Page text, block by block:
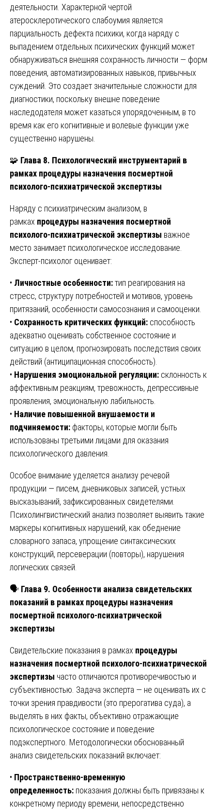
деятельности. Характерной чертой
атеросклеротического слабоумия является
парциальность дефекта психики, когда наряду с
выпадением отдельных психических функций может
обнаруживаться внешняя сохранность личности — форм
поведения, автоматизированных навыков, привычных
суждений. Это создает значительные сложности для
диагностики, поскольку внешне поведение
наследодателя может казаться упорядоченным, в то
время как его когнитивные и волевые функции уже
существенно нарушены.
🧩 Глава 8. Психологический инструментарий в
рамках процедуры назначения посмертной
психолого-психиатрической экспертизы
Наряду с психиатрическим анализом, в
рамках процедуры назначения посмертной
психолого-психиатрической экспертизы важное
место занимает психологическое исследование.
Эксперт-психолог оценивает:
• Личностные особенности:тип реагирования на
стресс, структуру потребностей и мотивов, уровень
притязаний, особенности самосознания и самооценки.
• Сохранность критических функций: способность
адекватно оценивать собственное состояние и
ситуацию в целом, прогнозировать последствия своих
действий (антиципационная способность).
• Нарушения эмоциональной регуляции: склонность к
аффективным реакциям, тревожность, депрессивные
проявления, эмоциональную лабильность.
• Наличие повышенной внушаемости и
подчиняемости: факторы, которые могли быть
использованы третьими лицами для оказания
психологического давления.
Особое внимание уделяется анализу речевой
продукции — писем, дневниковых записей, устных
высказываний, зафиксированных свидетелями.
Психолингвистический анализ позволяет выявить такие
маркеры когнитивных нарушений, как обеднение
словарного запаса, упрощение синтаксических
конструкций, персеверации (повторы), нарушения
логических связей.
🗣️ Глава 9. Особенности анализа свидетельских
показаний в рамках процедуры назначения
посмертной психолого-психиатрической
экспертизы
Свидетельские показания в рамках процедуры
назначения посмертной психолого-психиатрической
экспертизы часто отличаются противоречивостью и
субъективностью. Задача эксперта — не оценивать их с
точки зрения правдивости (это прерогатива суда), а
выделять в них факты, объективно отражающие
психологическое состояние и поведение
подэкспертного. Методологически обоснованный
анализ свидетельских показаний включает:
• Пространственно-временную
определенность: показания должны быть привязаны к
конкретному периоду времени, непосредственно